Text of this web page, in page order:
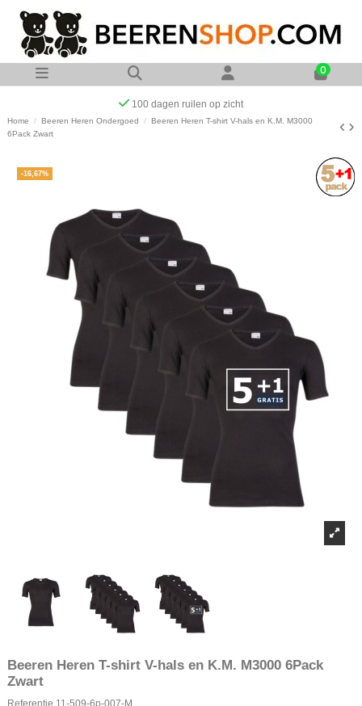
0
Op werkdagen voor 23:00 uur besteld zelfde dag verzonden
Home Beeren Heren Ondergoed
Beeren Heren T-shirt V-hals en K.M. M3000
6Pack Zwart
-16,67%
Beeren Heren T-shirt V-hals en K.M. M3000 6Pack
Zwart
Referentie 11-509-6p-007-M